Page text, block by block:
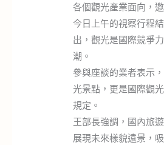
各個觀光產業面向，
今日上午的視察行程
出，觀光是國際競爭
潮。
參與座談的業者表示
光景點，更是國際觀
規定。
王部長強調，國內旅
展現未來樣貌遠景，